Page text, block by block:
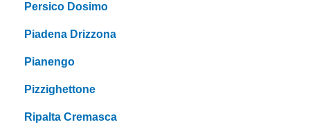
Persico Dosimo
Piadena Drizzona
Pianengo
Pizzighettone
Ripalta Cremasca